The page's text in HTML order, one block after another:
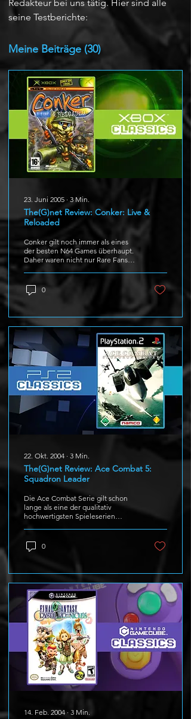
Redakteur bei uns tätig. Hier sind alle
seine Testberichte:
Meine Beiträge (30)
23. Juni 2005 ∙ 3 Min.
The(G)net Review: Conker: Live &
Reloaded
Conker gilt noch immer als eines
der besten N64 Games überhaupt.
Daher waren nicht nur Rare Fans
über die Ankündigung erfreut,
0
22. Okt. 2004 ∙ 3 Min.
The(G)net Review: Ace Combat 5:
Squadron Leader
Die Ace Combat Serie gilt schon
lange als eine der qualitativ
hochwertigsten Spieleserien
0
14. Feb. 2004 ∙ 3 Min.